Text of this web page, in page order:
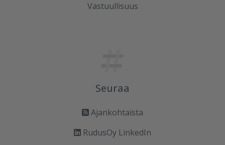
Vastuullisuus
Seuraa
Ajankohtaista
RudusOy LinkedIn